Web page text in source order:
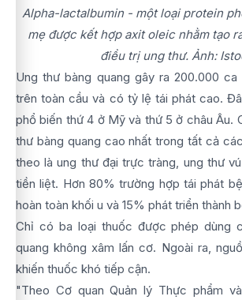
Alpha-lactalbumin - một loại protein
mẹ được kết hợp axit oleic nhằm tạo
điều trị ung thư. Ảnh:
Ung thư bàng quang gây ra 200.000
trên toàn cầu và có tỷ lệ tái phát cao.
phổ biến thứ 4 ở Mỹ và thứ 5 ở châu Âu.
thư bàng quang cao nhất trong tất cả
theo là ung thư đại trực tràng, ung thư
tiền liệt. Hơn 80% trường hợp tái phát
hoàn toàn khối u và 15% phát triển thành
Chỉ có ba loại thuốc được phép dùng
quang không xâm lấn cơ. Ngoài ra,
khiến thuốc khó tiếp cận.
"Theo Cơ quan Quản lý Thực phẩm